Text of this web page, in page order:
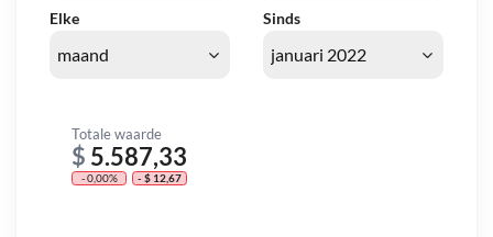
Elke Sinds
Totale waarde
$ 5.587,33
- 0,00% - $ 12,67